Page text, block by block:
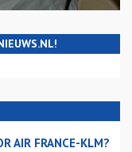
AIR FRANCE-KLM?